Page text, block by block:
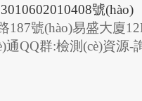
號(hào)
187號(hào)易盛大廈
通QQ群:檢測(cè)資源-